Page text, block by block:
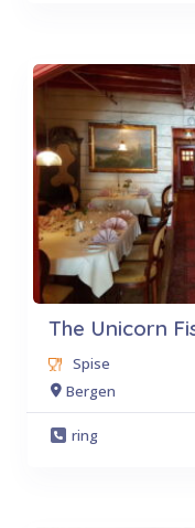
The Unicorn
Spise
Bergen
ring